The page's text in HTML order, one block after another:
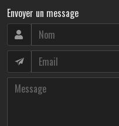
Envoyer un message